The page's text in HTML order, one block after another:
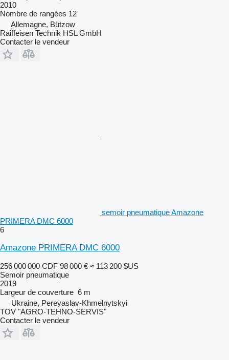
2010
Nombre de rangées 12
Allemagne, Bützow
Raiffeisen Technik HSL GmbH
Contacter le vendeur
semoir pneumatique Amazone
PRIMERA DMC 6000
6
Amazone PRIMERA DMC 6000
256 000 000 CDF 98 000 € ≈ 113 200 $US
Semoir pneumatique
2019
Largeur de couverture 6 m
Ukraine, Pereyaslav-Khmelnytskyi
TOV "AGRO-TEHNO-SERVIS"
Contacter le vendeur